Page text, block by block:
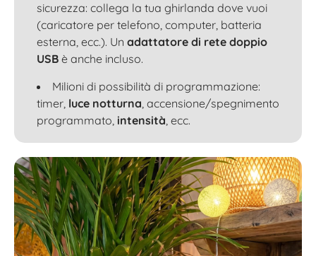
sicurezza: collega la tua ghirlanda dove vuoi
(caricatore per telefono, computer, batteria
esterna, ecc.). Un adattatore di rete doppio
USB è anche incluso.
Milioni di possibilità di programmazione:
timer, luce notturna, accensione/spegnimento
programmato, intensità, ecc.